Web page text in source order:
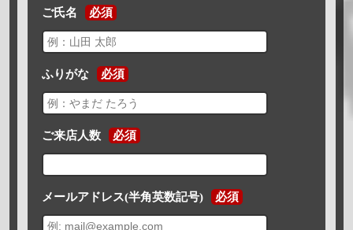
ご氏名 必須
ふりがな 必須
ご来店人数 必須
メールアドレス(半角英数記号) 必須